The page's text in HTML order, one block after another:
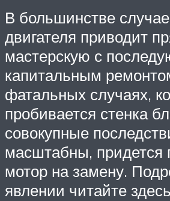
В большинстве
двигателя приводит
мастерскую с
капитальным
фатальных случаях,
пробивается стенка
совокупные
масштабны, придется
мотор на замену.
явлении читайте